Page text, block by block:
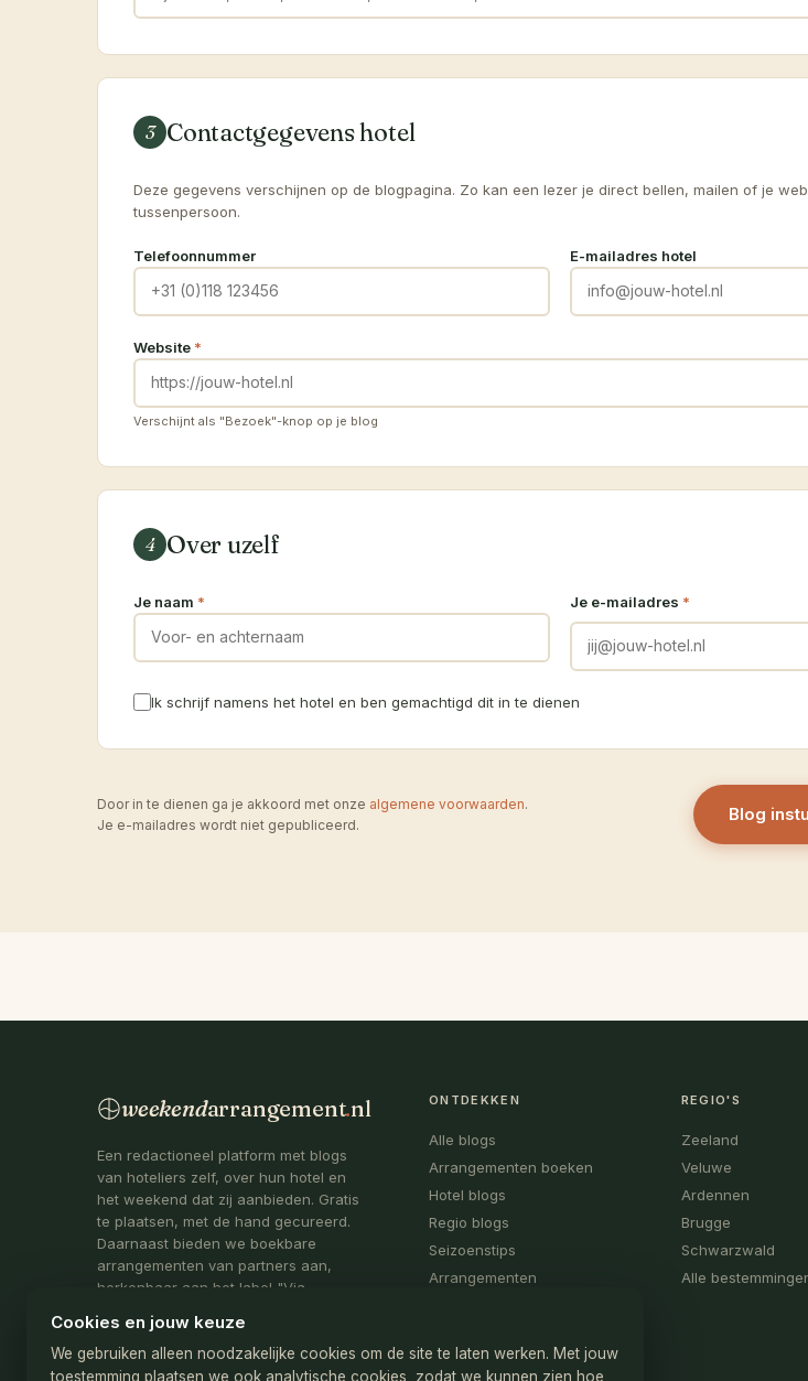
3 Contactgegevens hotel
Deze gegevens verschijnen op de blogpagina. Zo kan een lezer je direct bellen, mailen of je
tussenpersoon.
Telefoonnummer E-mailadres hotel
Website *
Verschijnt als "Bezoek"-knop op je blog
4 Over uzelf
Je naam * Je e-mailadres *
Ik schrijf namens het hotel en ben gemachtigd dit in te dienen
Door in te dienen ga je akkoord met onze algemene voorwaarden.
Je e-mailadres wordt niet gepubliceerd.
Blog
weekendarrangement.nl
Een redactioneel platform met blogs
van hoteliers zelf, over hun hotel en
het weekend dat zij aanbieden. Gratis
te plaatsen, met de hand gecureerd.
Daarnaast bieden we boekbare
arrangementen van partners aan,
herkenbaar aan het label "Via
Onderdeel van De Webmakelaar
KvK: 78173019
ONTDEKKEN
Alle blogs
Arrangementen boeken
Hotel blogs
Regio blogs
Seizoenstips
Arrangementen
REGIO'S
Zeeland
Veluwe
Ardennen
Brugge
Schwarzwald
Alle
Cookies en jouw keuze
We gebruiken alleen noodzakelijke cookies om de site te laten werken. Met jouw
toestemming plaatsen we ook analytische cookies, zodat we kunnen zien hoe